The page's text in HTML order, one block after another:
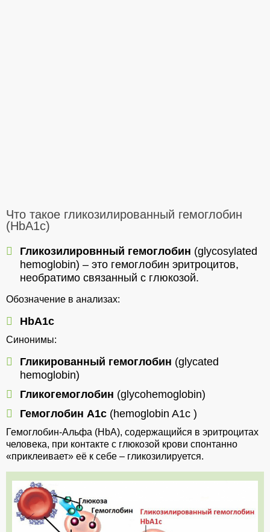
Что такое гликозилированный гемоглобин
(HbА1c)
Гликозилировнный гемоглобин (glycosylated
hemoglobin) – это гемоглобин эритроцитов,
необратимо связанный с глюкозой.
Обозначение в анализах:
HbА1c
Синонимы:
Гликированный гемоглобин (glycated
hemoglobin)
Гликогемоглобин (glycohemoglobin)
Гемоглобин А1с (hemoglobin A1c )
Гемоглобин-Альфа (HbА), содержащийся в эритроцитах
человека, при контакте с глюкозой крови спонтанно
«приклеивает» её к себе – гликозилируется.